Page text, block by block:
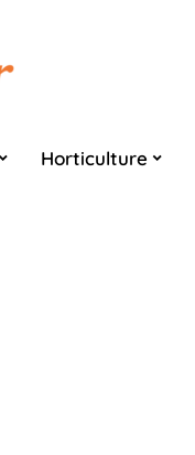
Horticulture